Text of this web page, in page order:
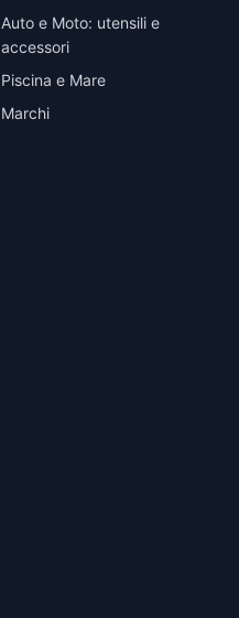
Auto e Moto: utensili e
accessori
Piscina e Mare
Marchi